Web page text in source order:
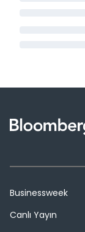
Businessweek
Canlı Yayın